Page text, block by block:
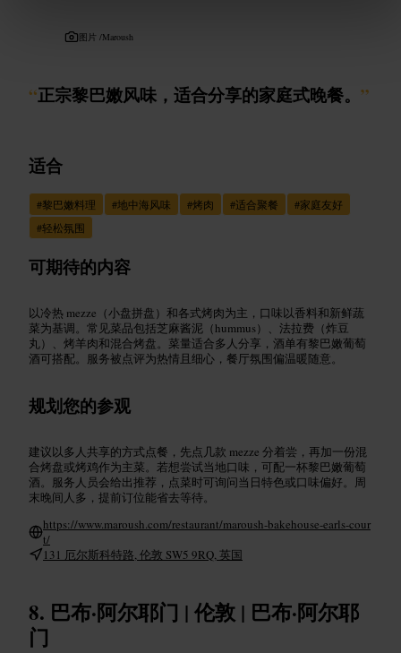
图片 /Maroush
“正宗黎巴嫩风味，适合分享的家庭式晚餐。 ”
适合
#黎巴嫩料理 #地中海风味 #烤肉 #适合聚餐 #家庭友好
#轻松氛围
可期待的内容
以冷热 mezze（小盘拼盘）和各式烤肉为主，口味以香料和新鲜蔬
菜为基调。常见菜品包括芝麻酱泥（hummus）、法拉费（炸豆
丸）、烤羊肉和混合烤盘。菜量适合多人分享，酒单有黎巴嫩葡萄
酒可搭配。服务被点评为热情且细心，餐厅氛围偏温暖随意。
规划您的参观
建议以多人共享的方式点餐，先点几款 mezze 分着尝，再加一份混
合烤盘或烤鸡作为主菜。若想尝试当地口味，可配一杯黎巴嫩葡萄
酒。服务人员会给出推荐，点菜时可询问当日特色或口味偏好。周
末晚间人多，提前订位能省去等待。
https://www.maroush.com/restaurant/maroush-bakehouse-earls-cour
t/
131 厄尔斯科特路, 伦敦 SW5 9RQ, 英国
巴布·阿尔耶门 | 伦敦 | 巴布·阿尔耶
门